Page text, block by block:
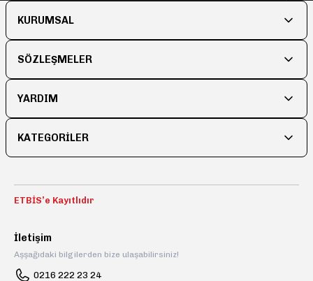
KURUMSAL
SÖZLEŞMELER
YARDIM
KATEGORİLER
ETBİS’e Kayıtlıdır
İletişim
Aşşağıdaki bilgilerden bize ulaşabilirsiniz!
0216 222 23 24